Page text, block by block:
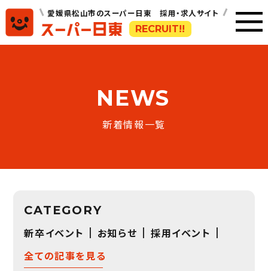
愛媛県松山市のスーパー日東 採用・求人サイト
RECRUIT!!
NEWS
新着情報一覧
CATEGORY
新卒イベント
お知らせ
採用イベント
全ての記事を見る